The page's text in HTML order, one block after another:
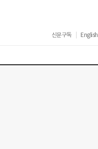
신문구독 English